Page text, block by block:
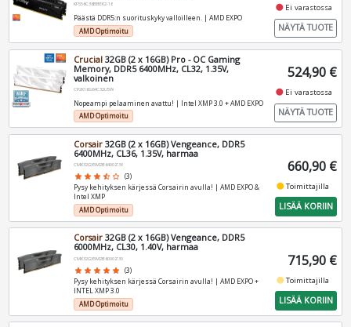
KF556C36BBEK2-16
Päästä DDR5:n suorituskyky valloilleen. | AMD EXPO
AMD Optimoitu
fiber_manual_record Ei varastossa
NÄYTÄ TUOTE
Crucial 32GB (2 x 16GB) Pro - OC Gaming
Memory, DDR5 6400MHz, CL32, 1.35V,
valkoinen
CP2K16G64C32U5W
Nopeampi pelaaminen avattu! | Intel XMP 3.0 + AMD EXPO
AMD Optimoitu
524,90 €
fiber_manual_record Ei varastossa
NÄYTÄ TUOTE
Corsair 32GB (2 x 16GB) Vengeance, DDR5
6400MHz, CL36, 1.35V, harmaa
CMK32GX5M2B6400Z36
star star star star_half star_border (3)
Pysy kehityksen kärjessä Corsairin avulla! | AMD EXPO &
Intel XMP
AMD Optimoitu
660,90 €
fiber_manual_recordToimittajilla
LISÄÄ KORIIN
Corsair 32GB (2 x 16GB) Vengeance, DDR5
6000MHz, CL30, 1.40V, harmaa
CMK32GX5M2B6000Z30
star star star star star (3)
Pysy kehityksen kärjessä Corsairin avulla! | AMD EXPO +
INTEL XMP 3.0
AMD Optimoitu
715,90 €
fiber_manual_recordToimittajilla
LISÄÄ KORIIN